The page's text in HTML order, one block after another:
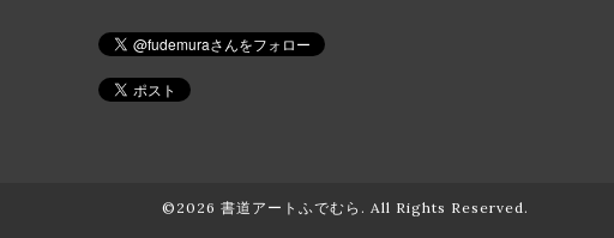
©2026 書道アートふでむら . All Rights Reserved.